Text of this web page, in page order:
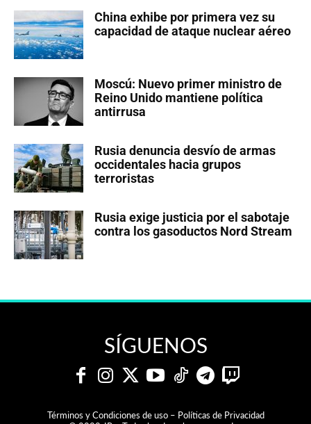
China exhibe por primera vez su
capacidad de ataque nuclear aéreo
Moscú: Nuevo primer ministro de
Reino Unido mantiene política
antirrusa
Rusia denuncia desvío de armas
occidentales hacia grupos
terroristas
Rusia exige justicia por el sabotaje
contra los gasoductos Nord Stream
SÍGUENOS
Términos y Condiciones de uso – Políticas de Privacidad